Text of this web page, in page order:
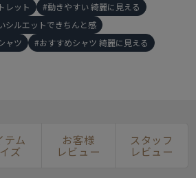
レット
動きやすい 綺麗に見える
シルエットできちんと感
ャツ
おすすめシャツ 綺麗に見える
テム
ズ
お客様
レビュー
スタッフ
レビュー